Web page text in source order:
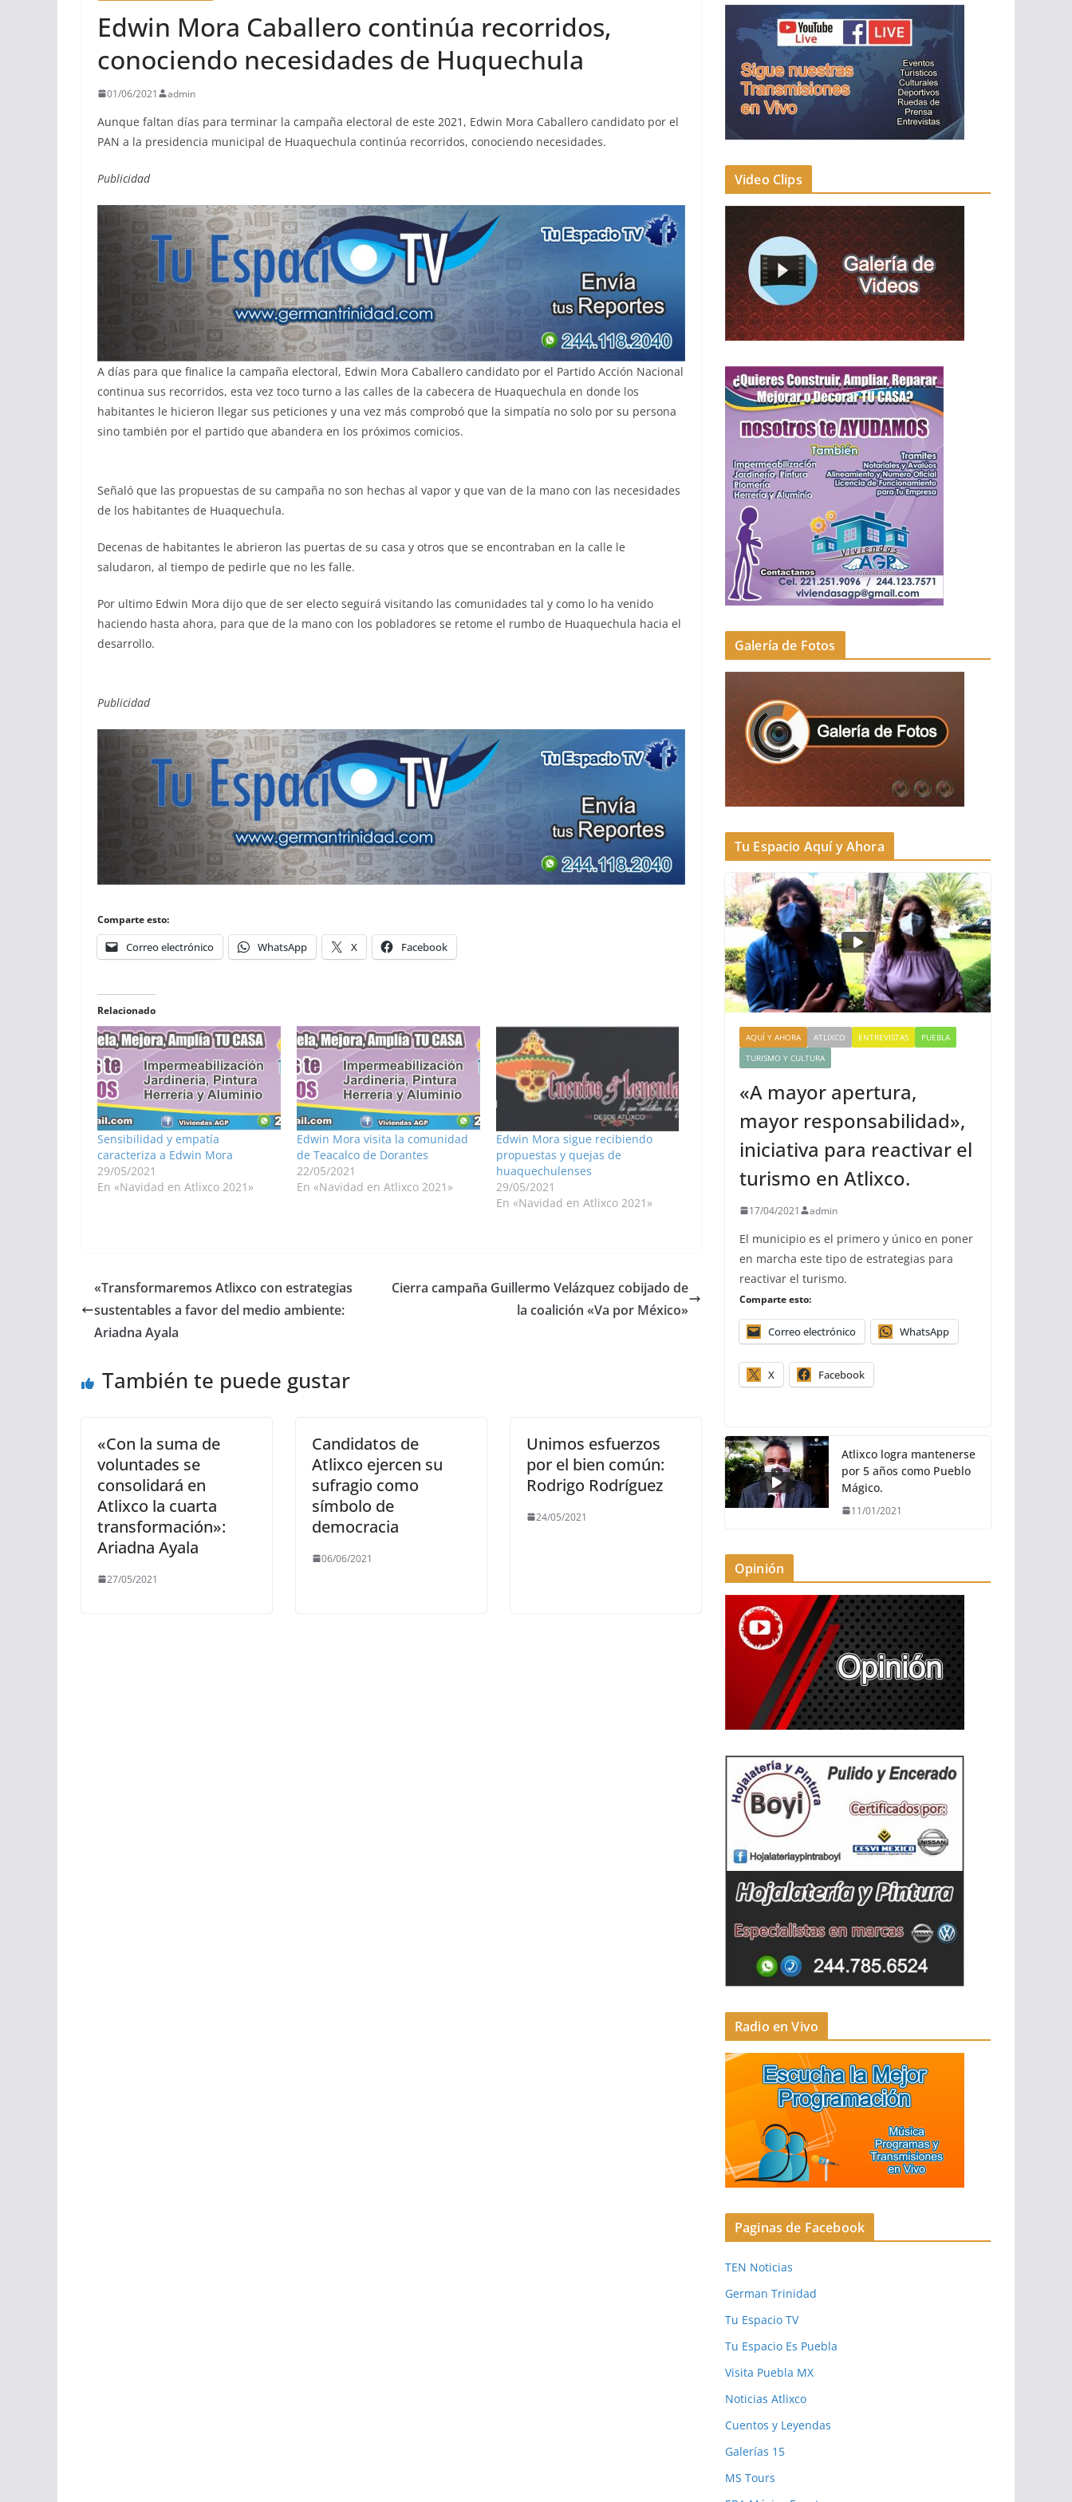
Edwin Mora Caballero continúa recorridos,
conociendo necesidades de Huquechula
01/06/2021 admin
Aunque faltan días para terminar la campaña electoral de este 2021, Edwin Mora Caballero candidato por el
PAN a la presidencia municipal de Huaquechula continúa recorridos, conociendo necesidades.
Publicidad
A días para que finalice la campaña electoral, Edwin Mora Caballero candidato por el Partido Acción Nacional
continua sus recorridos, esta vez toco turno a las calles de la cabecera de Huaquechula en donde los
habitantes le hicieron llegar sus peticiones y una vez más comprobó que la simpatía no solo por su persona
sino también por el partido que abandera en los próximos comicios.
Señaló que las propuestas de su campaña no son hechas al vapor y que van de la mano con las necesidades
de los habitantes de Huaquechula.
Decenas de habitantes le abrieron las puertas de su casa y otros que se encontraban en la calle le
saludaron, al tiempo de pedirle que no les falle.
Por ultimo Edwin Mora dijo que de ser electo seguirá visitando las comunidades tal y como lo ha venido
haciendo hasta ahora, para que de la mano con los pobladores se retome el rumbo de Huaquechula hacia el
desarrollo.
Publicidad
Comparte esto:
Correo electrónico WhatsApp X Facebook
Relacionado
Sensibilidad y empatía
caracteriza a Edwin Mora
29/05/2021
En «Navidad en Atlixco 2021»
Edwin Mora visita la comunidad
de Teacalco de Dorantes
22/05/2021
En «Navidad en Atlixco 2021»
Edwin Mora sigue recibiendo
propuestas y quejas de
huaquechulenses
29/05/2021
En «Navidad en Atlixco 2021»
«Transformaremos Atlixco con estrategias
sustentables a favor del medio ambiente:
Ariadna Ayala
Cierra campaña Guillermo Velázquez cobijado de
la coalición «Va por México»
También te puede gustar
«Con la suma de
voluntades se
consolidará en
Atlixco la cuarta
transformación»:
Ariadna Ayala
27/05/2021
Candidatos de
Atlixco ejercen su
sufragio como
símbolo de
democracia
06/06/2021
Unimos esfuerzos
por el bien común:
Rodrigo Rodríguez
24/05/2021
Video Clips
Galería de Fotos
Tu Espacio Aquí y Ahora
AQUÍ Y AHORA ATLIXCO ENTREVISTAS
PUEBLA
TURISMO Y CULTURA
«A mayor apertura,
mayor responsabilidad»,
iniciativa para reactivar el
turismo en Atlixco.
17/04/2021 admin
El municipio es el primero y único en poner
en marcha este tipo de estrategias para
reactivar el turismo.
Comparte esto:
Correo electrónico WhatsApp
X Facebook
Atlixco logra mantenerse
por 5 años como Pueblo
Mágico.
11/01/2021
Opinión
Radio en Vivo
Paginas de Facebook
TEN Noticias
German Trinidad
Tu Espacio TV
Tu Espacio Es Puebla
Visita Puebla MX
Noticias Atlixco
Cuentos y Leyendas
Galerías 15
MS Tours